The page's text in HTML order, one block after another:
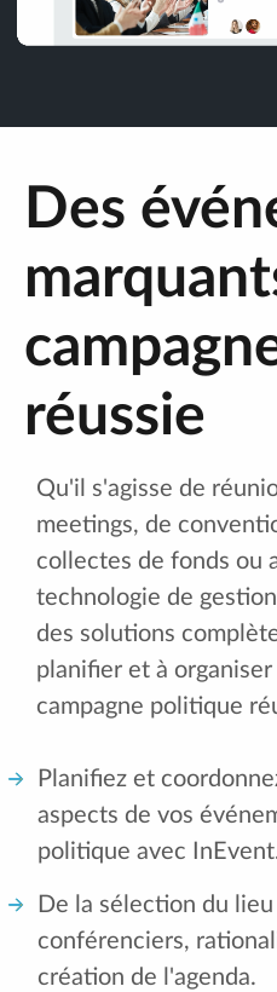
Des
réussie
Qu'il s'agisse de
meetings, de
collectes de fonds ou
technologie de
des solutions
planifier et à
campagne politique
Planifiez et
aspects de vos
politique avec
De la sélection du
conférenciers,
création de l'agenda.